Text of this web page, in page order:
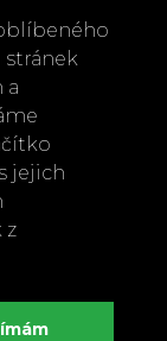
stránek
a
jejich
z